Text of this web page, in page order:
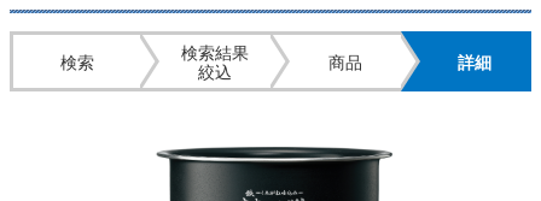
検索
検索結果
絞込
商品 詳細